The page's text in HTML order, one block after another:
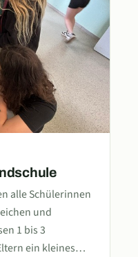
alle Schülerinnen
und
1 bis 3
ein kleines…